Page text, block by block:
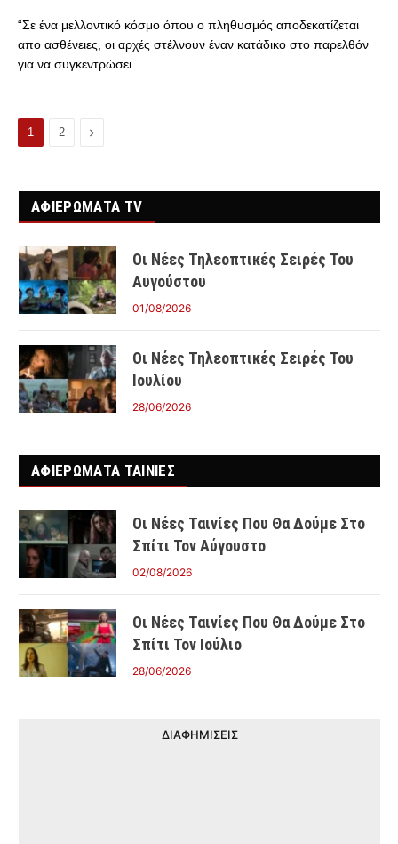
“Σε ένα μελλοντικό κόσμο όπου ο πληθυσμός αποδεκατίζεται
απο ασθένειες, οι αρχές στέλνουν έναν κατάδικο στο παρελθόν
για να συγκεντρώσει…
1 2 Επόμενο
ΑΦΙΕΡΩΜΑΤΑ TV
Οι Νέες Τηλεοπτικές Σειρές Του
Αυγούστου
01/08/2026
Οι Νέες Τηλεοπτικές Σειρές Του
Ιουλίου
28/06/2026
ΑΦΙΕΡΩΜΑΤΑ ΤΑΙΝΊΕΣ
Οι Νέες Ταινίες Που Θα Δούμε Στο
Σπίτι Τον Αύγουστο
02/08/2026
Οι Νέες Ταινίες Που Θα Δούμε Στο
Σπίτι Τον Ιούλιο
28/06/2026
ΔΙΑΦΗΜΙΣΕΙΣ